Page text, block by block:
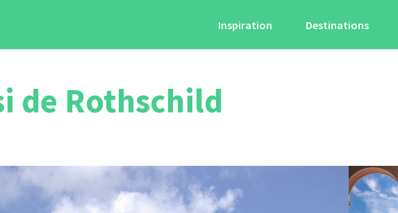
Inspiration Destinations
de Rothschild